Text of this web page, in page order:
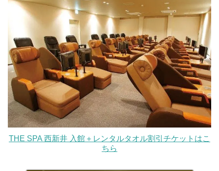
THE SPA 西新井 入館＋レンタルタオル割引チケットはこ
ちら